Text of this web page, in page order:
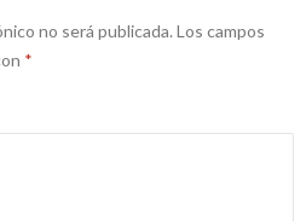
no será publicada. Los campos
*